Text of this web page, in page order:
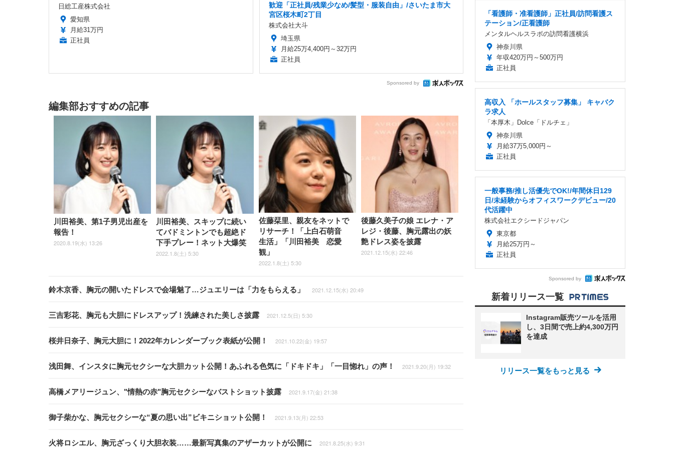
日総工産株式会社
愛知県
月給31万円
正社員
歓迎「正社員/残業少なめ/髪型・服装自由」/さいたま市大
宮区桜木町2丁目
株式会社大斗
埼玉県
月給25万4,400円～32万円
正社員
Sponsored by
編集部おすすめの記事
川田裕美、第1子男児出産を
報告！
2020.8.19(水) 13:26
川田裕美、スキップに続い
てバドミントンでも超絶ド
下手プレー！ネット大爆笑
2022.1.8(土) 5:30
佐藤栞里、親友をネットで
リサーチ！「上白石萌音
生活」「川田裕美 恋愛
観」
2022.1.8(土) 5:30
後藤久美子の娘 エレナ・ア
レジ・後藤、胸元露出の妖
艶ドレス姿を披露
2021.12.15(水) 22:46
鈴木京香、胸元の開いたドレスで会場魅了…ジュエリーは「力をもらえる」 2021.12.15(水) 20:49
三吉彩花、胸元も大胆にドレスアップ！洗練された美しさ披露 2021.12.5(日) 5:30
桜井日奈子、胸元大胆に！2022年カレンダーブック表紙が公開！ 2021.10.22(金) 19:57
浅田舞、インスタに胸元セクシーな大胆カット公開！あふれる色気に「ドキドキ」「一目惚れ」の声！ 2021.9.20(月) 19:32
高橋メアリージュン、"情熱の赤"胸元セクシーなバストショット披露 2021.9.17(金) 21:38
御子柴かな、胸元セクシーな“夏の思い出”ビキニショット公開！ 2021.9.13(月) 22:53
火将ロシエル、胸元ざっくり大胆衣装……最新写真集のアザーカットが公開に 2021.8.25(水) 9:31
「看護師・准看護師」正社員/訪問看護ス
テーション/正看護師
メンタルヘルスラボの訪問看護横浜
神奈川県
年収420万円～500万円
正社員
高収入 「ホールスタッフ募集」 キャバク
ラ求人
「本厚木」Dolce「ドルチェ」
神奈川県
月給37万5,000円～
正社員
一般事務/推し活優先でOK!/年間休日129
日/未経験からオフィスワークデビュー/20
代活躍中
株式会社エクシードジャパン
東京都
月給25万円～
正社員
Sponsored by
新着リリース一覧
Instagram販売ツールを活用
し、3日間で売上約4,300万円
を達成
リリース一覧をもっと見る